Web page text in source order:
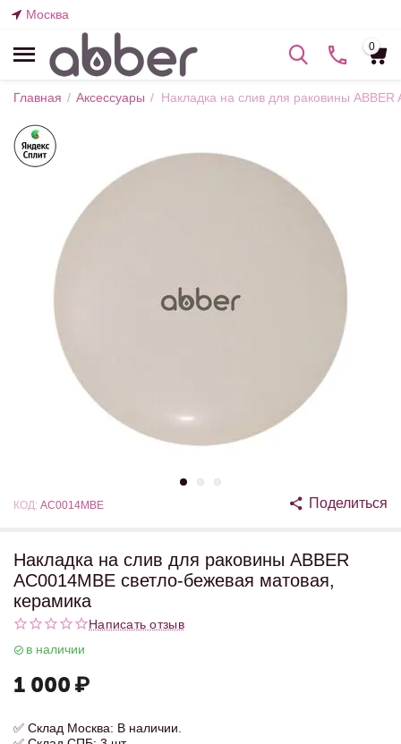
Москва
0
Главная / Аксессуары / Накладка на слив для раковины
КОД: AC0014MBE Поделиться
Накладка на слив для раковины ABBER
AC0014MBE светло-бежевая матовая,
керамика
Написать отзыв
в наличии
1 000 ₽
✅ Склад Москва: В наличии.